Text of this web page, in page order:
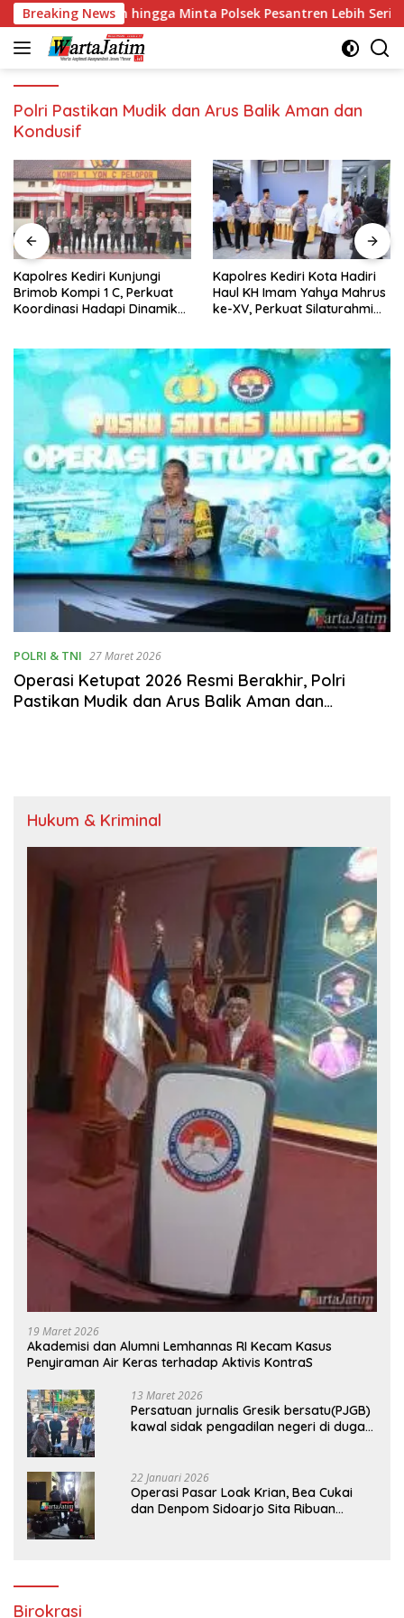
Langsung
ke
konten
Breaking News
hingga Minta Polsek Pesantren Lebih Sering Turun ke
Polri Pastikan Mudik dan Arus Balik Aman dan
Kondusif
Kapolres Kediri Kunjungi
Brimob Kompi 1 C, Perkuat
Koordinasi Hadapi Dinamika
Kapolres Kediri Kota Hadiri
Haul KH Imam Yahya Mahrus
ke-XV, Perkuat Silaturahmi
POLRI & TNI 27 Maret 2026
Operasi Ketupat 2026 Resmi Berakhir, Polri
Pastikan Mudik dan Arus Balik Aman dan
Hukum & Kriminal
19 Maret 2026
Akademisi dan Alumni Lemhannas RI Kecam Kasus
Penyiraman Air Keras terhadap Aktivis KontraS
13 Maret 2026
Persatuan jurnalis Gresik bersatu(PJGB)
kawal sidak pengadilan negeri di duga
22 Januari 2026
Operasi Pasar Loak Krian, Bea Cukai
dan Denpom Sidoarjo Sita Ribuan
Birokrasi